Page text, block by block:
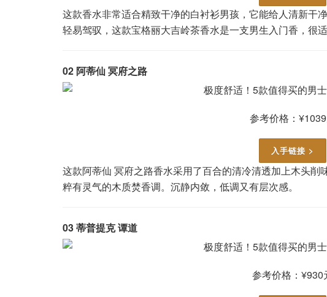
这款香水非常适合精致干净的白衬衫男孩，它能给人清新干
轻易驾驭，这款宝格丽大吉岭茶香水是一支男生入门香，很
02 阿蒂仙 冥府之路
参考价格：
入手链接 >
这款阿蒂仙 冥府之路香水采用了百合的清冷清透加上木头
粹有灵气的木质焚香调。沉静内敛，低调又有层次感。
03蒂普提克 谭道
参考价格：¥930